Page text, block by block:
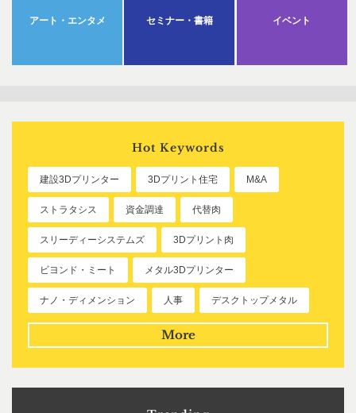
アート・エンタメ セミナー・書籍 イベント
Hot Keywords
建設3Dプリンター 3Dプリント住宅 M&A
ストラタシス 資金調達 代替肉
スリーディーシステムズ 3Dプリント肉
ビヨンド・ミート メタル3Dプリンター
ナノ・ディメンション 人事 デスクトップメタル
More